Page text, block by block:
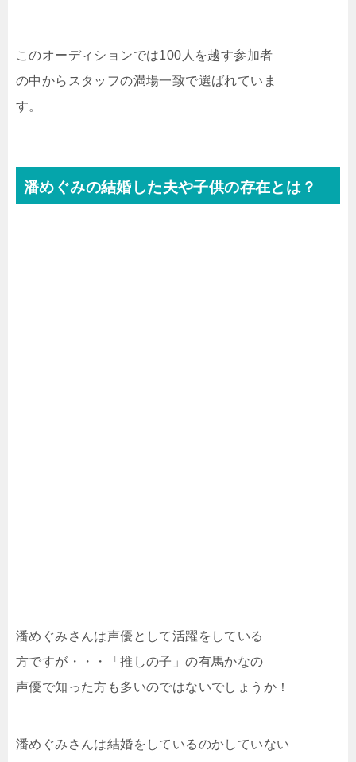
このオーディションでは100人を越す参加者
の中からスタッフの満場一致で選ばれていま
す。
潘めぐみの結婚した夫や子供の存在とは？
潘めぐみさんは声優として活躍をしている
方ですが・・・「推しの子」の有馬かなの
声優で知った方も多いのではないでしょうか！
潘めぐみさんは結婚をしているのかしていない